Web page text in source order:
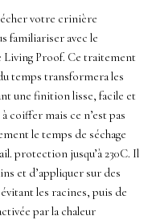
votre crinière
familiariser avec le
Proof. Ce traitement
temps transformera les
une finition lisse, facile et
coiffer mais ce n’est pas
le temps de séchage
protection jusqu’à 230C. Il
et d’appliquer sur des
les racines, puis de
par la chaleur